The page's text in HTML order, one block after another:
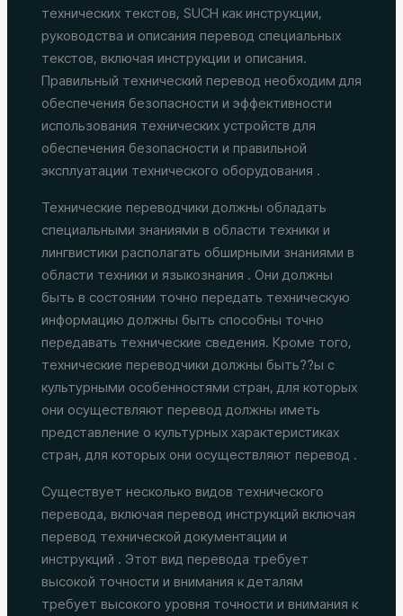
технических текстов, SUCH как инструкции,
руководства и описания перевод специальных
текстов, включая инструкции и описания.
Правильный технический перевод необходим для
обеспечения безопасности и эффективности
использования технических устройств для
обеспечения безопасности и правильной
эксплуатации технического оборудования .
Технические переводчики должны обладать
специальными знаниями в области техники и
лингвистики располагать обширными знаниями в
области техники и языкознания . Они должны
быть в состоянии точно передать техническую
информацию должны быть способны точно
передавать технические сведения. Кроме того,
технические переводчики должны быть??ы с
культурными особенностями стран, для которых
они осуществляют перевод должны иметь
представление о культурных характеристиках
стран, для которых они осуществляют перевод .
Существует несколько видов технического
перевода, включая перевод инструкций включая
перевод технической документации и
инструкций . Этот вид перевода требует
высокой точности и внимания к деталям
требует высокого уровня точности и внимания к